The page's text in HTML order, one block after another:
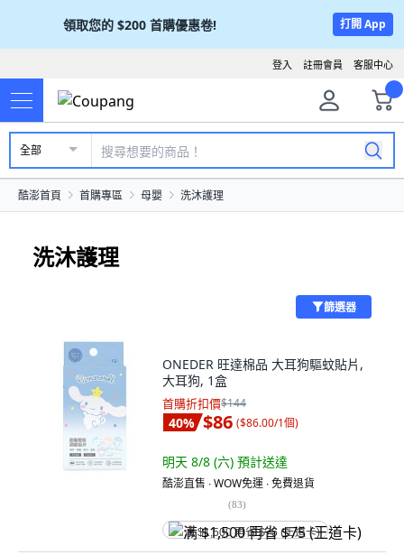
領取您的 $200 首購優惠卷! 打開 App
客服中心
註冊會員
登入
全部
酷澎首頁 首購專區 母嬰 洗沐護理
洗沐護理
篩選器
ONEDER 旺達棉品 大耳狗驅蚊貼片,
大耳狗, 1盒
首購折扣價$144
40% $86 ($86.00/1個)
明天 8/8 (六) 預計送達
酷澎直售 ∙ WOW免運 ∙ 免費退貨
(83)
满 $1,500 再省 $75 (王道卡)